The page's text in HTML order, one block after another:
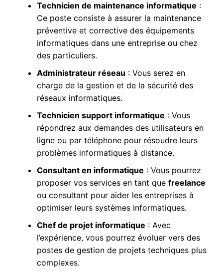
Technicien de maintenance informatique :
Ce poste consiste à assurer la maintenance
préventive et corrective des équipements
informatiques dans une entreprise ou chez
des particuliers.
Administrateur réseau : Vous serez en
charge de la gestion et de la sécurité des
réseaux informatiques.
Technicien support informatique : Vous
répondrez aux demandes des utilisateurs en
ligne ou par téléphone pour résoudre leurs
problèmes informatiques à distance.
Consultant en informatique : Vous pourrez
proposer vos services en tant que freelance
ou consultant pour aider les entreprises à
optimiser leurs systèmes informatiques.
Chef de projet informatique : Avec
l’expérience, vous pourrez évoluer vers des
postes de gestion de projets techniques plus
complexes.